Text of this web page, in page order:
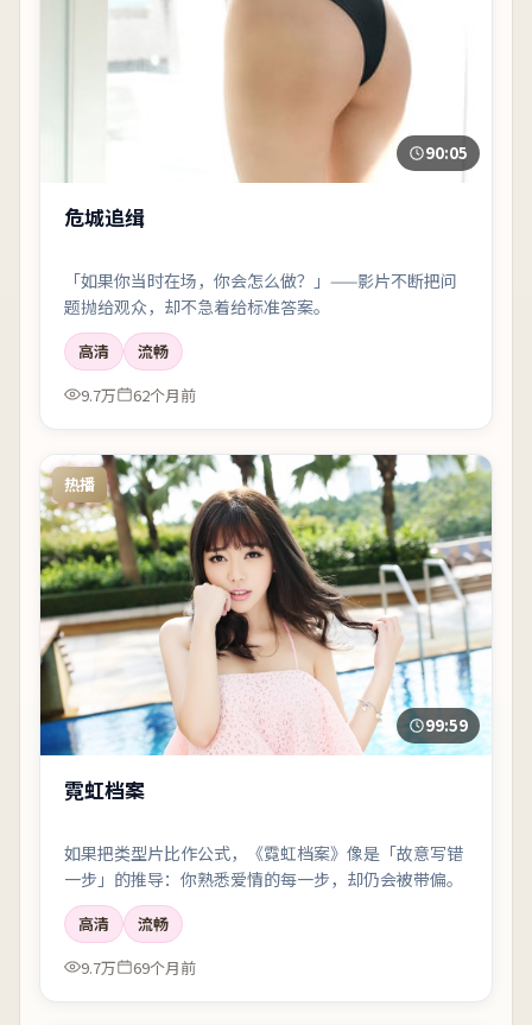
90:05
危城追缉
「如果你当时在场，你会怎么做？」——影片不断把问
题抛给观众，却不急着给标准答案。
高清
流畅
9.7万
62个月前
热播
99:59
霓虹档案
如果把类型片比作公式，《霓虹档案》像是「故意写错
一步」的推导：你熟悉爱情的每一步，却仍会被带偏。
高清
流畅
9.7万
69个月前